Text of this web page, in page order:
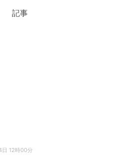
記事
12時00分